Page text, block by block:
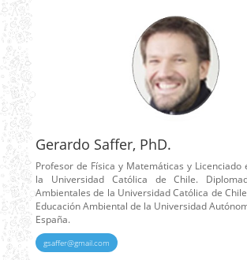
Gerardo Saffer, PhD.
Profesor de Física y Matemáticas y Licenciado
la Universidad Católica de Chile.
Ambientales de la Universidad Católica de
Educación Ambiental de la Universidad
España.
gsaffer@gmail.com